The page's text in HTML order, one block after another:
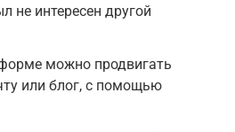
не интересен другой
можно продвигать
или блог, с помощью